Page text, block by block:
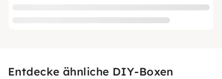
Entdecke ähnliche DIY-Boxen